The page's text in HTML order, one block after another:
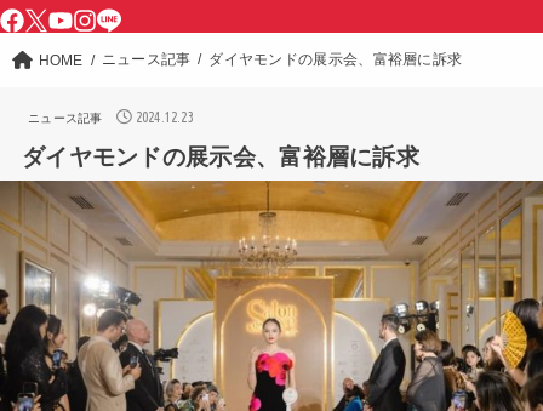
HOME ニュース記事 ダイヤモンドの展示会、富裕層に訴求
ニュース記事 2024.12.23
ダイヤモンドの展示会、富裕層に訴求